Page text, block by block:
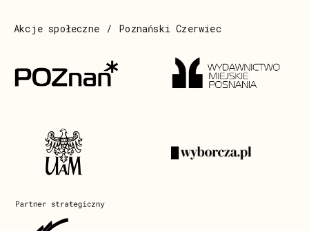
Akcje społeczne Poznański Czerwiec